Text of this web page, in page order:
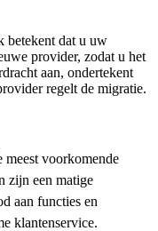
betekent dat u uw
provider, zodat u het
aan, ondertekent
regelt de migratie.
meest voorkomende
zijn een matige
aan functies en
klantenservice.